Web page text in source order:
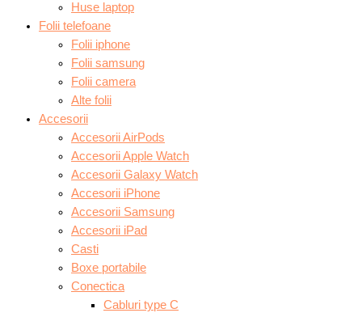
Huse laptop
Folii telefoane
Folii iphone
Folii samsung
Folii camera
Alte folii
Accesorii
Accesorii AirPods
Accesorii Apple Watch
Accesorii Galaxy Watch
Accesorii iPhone
Accesorii Samsung
Accesorii iPad
Casti
Boxe portabile
Conectica
Cabluri type C